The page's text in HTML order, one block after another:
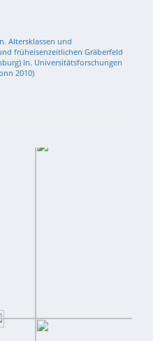
Altersklassen und
früheisenzeitlichen Gräberfeld
In. Universitätsforschungen
2010)